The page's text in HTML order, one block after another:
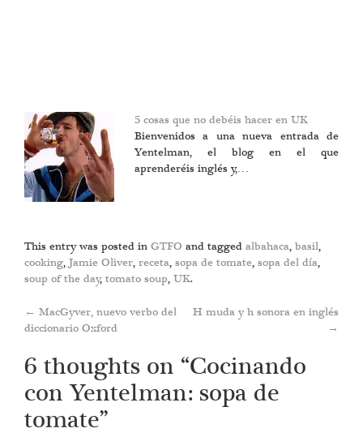
5 cosas que no debéis hacer en UK
Bienvenidos a una nueva entrada de
Yentelman, el blog en el que
aprenderéis inglés y,…
This entry was posted in GTFO and tagged albahaca, basil,
cooking, Jamie Oliver, receta, sopa de tomate, sopa del día,
soup of the day, tomato soup, UK.
Post
navigation
← MacGyver, nuevo verbo del
diccionario Oxford
H muda y h sonora en inglés
→
6 thoughts on “Cocinando
con Yentelman: sopa de
tomate”